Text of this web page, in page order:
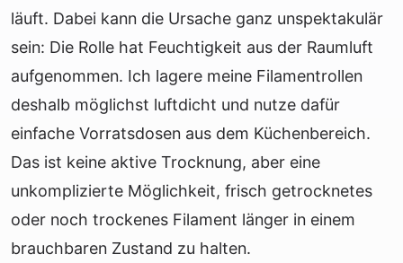
läuft. Dabei kann die Ursache ganz unspektakulär
sein: Die Rolle hat Feuchtigkeit aus der Raumluft
aufgenommen. Ich lagere meine Filamentrollen
deshalb möglichst luftdicht und nutze dafür
einfache Vorratsdosen aus dem Küchenbereich.
Das ist keine aktive Trocknung, aber eine
unkomplizierte Möglichkeit, frisch getrocknetes
oder noch trockenes Filament länger in einem
brauchbaren Zustand zu halten.